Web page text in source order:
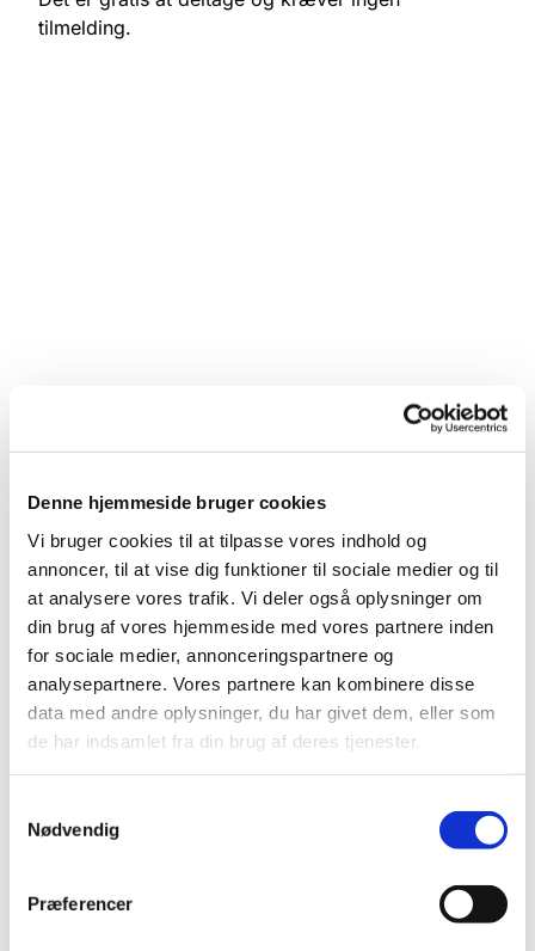
Denne hjemmeside bruger cookies
Vi bruger cookies til at tilpasse vores indhold og
annoncer, til at vise dig funktioner til sociale medier og til
at analysere vores trafik. Vi deler også oplysninger om
din brug af vores hjemmeside med vores partnere inden
for sociale medier, annonceringspartnere og
analysepartnere. Vores partnere kan kombinere disse
data med andre oplysninger, du har givet dem, eller som
de har indsamlet fra din brug af deres tjenester.
Nødvendig
Præferencer
tilmelding.
Du vil måske også kunne
lide...